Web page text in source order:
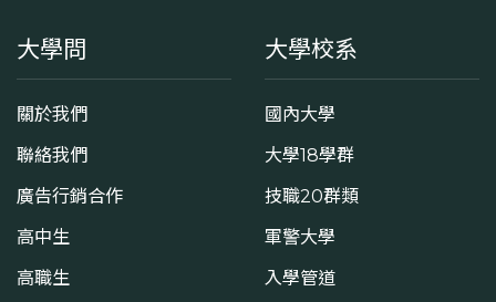
大學問
關於我們
聯絡我們
廣告行銷合作
高中生
高職生
大學校系
國內大學
大學18學群
技職20群類
軍警大學
入學管道